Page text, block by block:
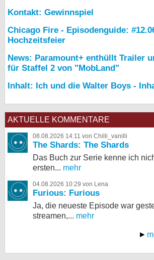
Kontakt: Gewinnspiel
Chicago Fire - Episodenguide:
Hochzeitsfeier
News: Paramount+ enthüllt Trailer
für Staffel 2 von "MobLand"
Inhalt: Ich und die Walter Boys -
AKTUELLE KOMMENTARE
08.08.2026 14:11 von Chilli_vanilli
The Shards: The Shards
Das Buch zur Serie kenne ich
ersten... mehr
04.08.2026 10:29 von Lena
Furious: Furious
Ja, die neueste Episode war
streamen,... mehr